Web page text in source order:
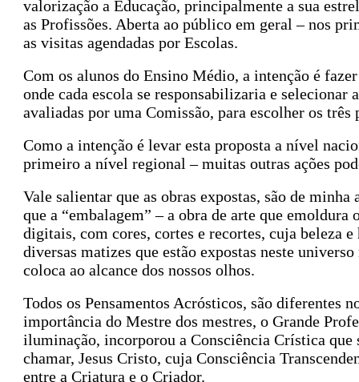
valorização a Educação, principalmente a sua
as Profissões. Aberta ao público em geral – nos
as visitas agendadas por Escolas.
Com os alunos do Ensino Médio, a intenção é
onde cada escola se responsabilizaria e
avaliadas por uma Comissão, para escolher os
Como a intenção é levar esta proposta a nível
primeiro a nível regional – muitas outras ações
Vale salientar que as obras expostas, são de
que a “embalagem” – a obra de arte que
digitais, com cores, cortes e recortes, cuja beleza
diversas matizes que estão expostas neste
coloca ao alcance dos nossos olhos.
Todos os Pensamentos Acrósticos, são diferentes
importância do Mestre dos mestres, o Grande
iluminação, incorporou a Consciência Crística que
chamar, Jesus Cristo, cuja Consciência
entre a Criatura e o Criador.